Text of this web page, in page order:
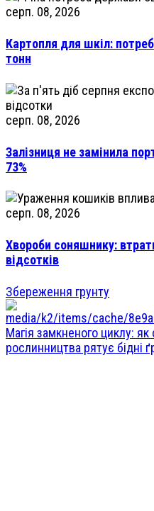
серп. 08, 2026
Картопля для шкіл:
тонн
серп. 08, 2026
Залізниця не замінила
73%
серп. 08, 2026
Хвороби соняшнику:
відсотків
Збереження грунту
Магія замкненого циклу:
рослинництва рятує бідні